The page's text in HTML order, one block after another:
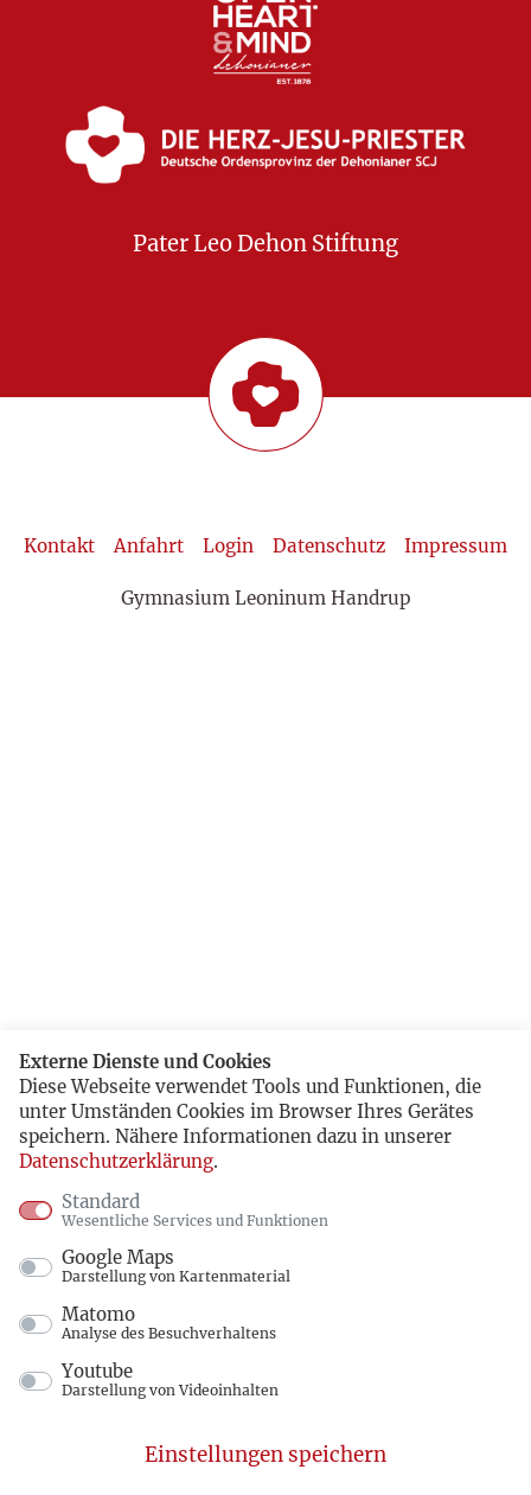
Pater Leo Dehon Stiftung
Kontakt Anfahrt Login Datenschutz Impressum
Gymnasium Leoninum Handrup
Externe Dienste und Cookies
Diese Webseite verwendet Tools und Funktionen, die
unter Umständen Cookies im Browser Ihres Gerätes
speichern. Nähere Informationen dazu in unserer
Datenschutzerklärung.
Standard
Wesentliche Services und Funktionen
Google Maps
Darstellung von Kartenmaterial
Matomo
Analyse des Besuchverhaltens
Youtube
Darstellung von Videoinhalten
Einstellungen speichern